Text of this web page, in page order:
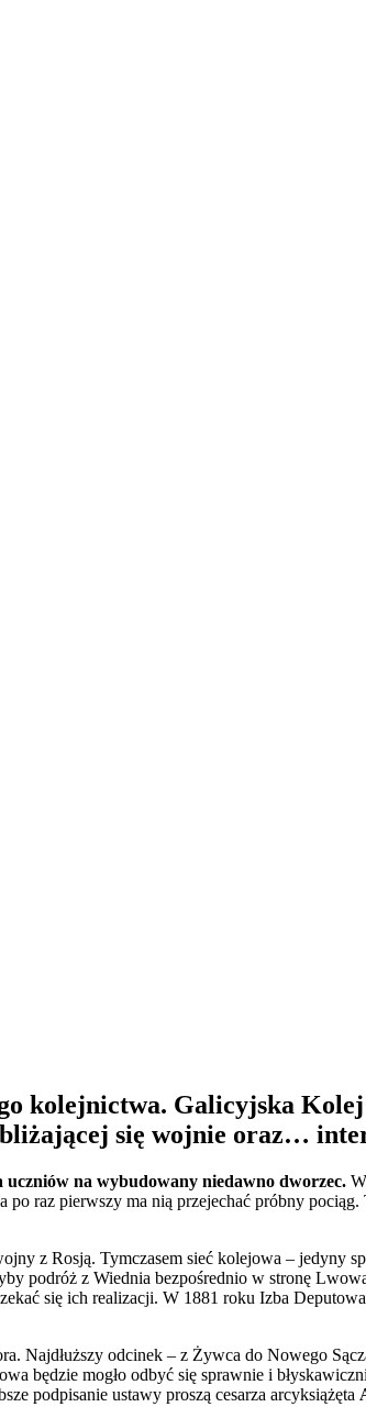
kolejnictwa. Galicyjska
się wojnie oraz…
uczniów na wybudowany niedawno dworzec.
raz pierwszy ma nią przejechać próbny
z Rosją. Tymczasem sieć kolejowa – jedyny
podróż z Wiednia bezpośrednio w stronę
się ich realizacji. W 1881 roku Izba
Najdłuższy odcinek – z Żywca do Nowego
będzie mogło odbyć się sprawnie i
podpisanie ustawy proszą cesarza arcyksiążęta